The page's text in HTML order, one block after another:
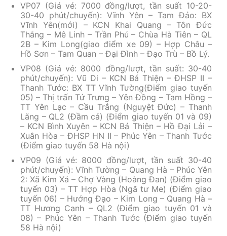
VP07 (Giá vé: 7000 đồng/lượt, tần suất 10-20-
30-40 phút/chuyến): Vĩnh Yên – Tam Đảo: BX
Vĩnh Yên(mới) – KCN Khai Quang – Tôn Đức
Thắng – Mê Linh – Trần Phú – Chùa Hà Tiên – QL
2B – Kim Long(giao điểm xe 09) – Hợp Châu –
Hồ Sơn – Tam Quan – Đại Đình – Đạo Trù – Bồ Lý.
VP08 (Giá vé: 8000 đồng/lượt, tần suất: 30-40
phút/chuyến): Vũ Di – KCN Bá Thiện – ĐHSP II –
Thanh Tước: BX TT Vĩnh Tường(Điểm giao tuyến
05) – Thị trấn Tứ Trưng – Yên Đồng – Tam Hồng –
TT Yên Lạc – Cầu Trắng (Nguyệt Đức) – Thanh
Lãng – QL2 (Đầm cả) (Điểm giao tuyến 01 và 09)
– KCN Bình Xuyên – KCN Bá Thiện – Hồ Đại Lải –
Xuân Hòa – ĐHSP HN II – Phúc Yên – Thanh Tước
(Điểm giao tuyến 58 Hà nội)
VP09 (Giá vé: 8000 đồng/lượt, tần suất 30-40
phút/chuyến): Vĩnh Tường – Quang Hà – Phúc Yên
2: Xã Kim Xá – Chợ Vàng (Hoàng Đan) (Điểm giao
tuyến 03) – TT Hợp Hòa (Ngã tư Me) (Điểm giao
tuyến 06) – Hướng Đạo – Kim Long – Quang Hà –
TT Hương Canh – QL2 (Điểm giao tuyến 01 và
08) – Phúc Yên – Thanh Tước (Điểm giao tuyến
58 Hà nội)